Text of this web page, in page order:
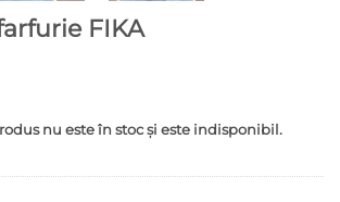
FIKA
nu este în stoc și este indisponibil.